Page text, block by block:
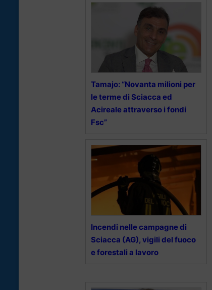
Tamajo: “Novanta milioni per
le terme di Sciacca ed
Acireale attraverso i fondi
Fsc”
Incendi nelle campagne di
Sciacca (AG), vigili del fuoco
e forestali a lavoro